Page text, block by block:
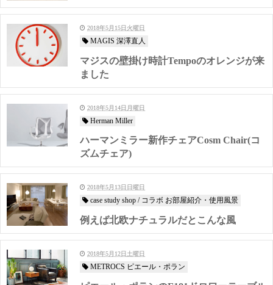
2018年5月15日火曜日
MAGIS 深澤直人
マジスの壁掛け時計Tempoのオレンジが来
ました
2018年5月14日月曜日
Herman Miller
ハーマンミラー新作チェアCosm Chair(コ
ズムチェア)
2018年5月13日日曜日
case study shop / コラボ お部屋紹介・使用風景
例えば北欧ナチュラルだとこんな風
2018年5月12日土曜日
METROCS ピエール・ポラン